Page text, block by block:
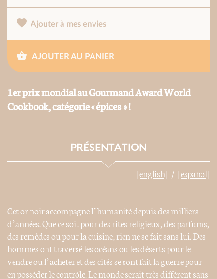
Ajouter à mes envies
AJOUTER AU PANIER
1er prix mondial au Gourmand Award World
Cookbook, catégorie « épices » !
PRÉSENTATION
[english] [español]
Cet or noir accompagne l’humanité depuis des milliers
d’années. Que ce soit pour des rites religieux, des parfums,
des remèdes ou pour la cuisine, rien ne se fait sans lui. Des
hommes ont traversé les océans ou les déserts pour le
vendre ou l’acheter et des cités se sont fait la guerre pour
en posséder le contrôle. Le monde serait très différent sans